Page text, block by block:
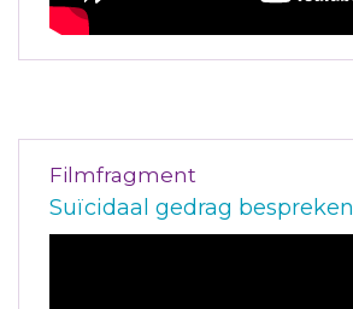
Filmfragment
Suïcidaal gedrag bespreken